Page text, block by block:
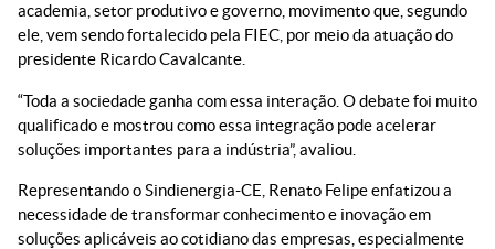
academia, setor produtivo e governo, movimento que, segundo
ele, vem sendo fortalecido pela FIEC, por meio da atuação do
presidente Ricardo Cavalcante.
“Toda a sociedade ganha com essa interação. O debate foi muito
qualificado e mostrou como essa integração pode acelerar
soluções importantes para a indústria”, avaliou.
Representando o Sindienergia-CE, Renato Felipe enfatizou a
necessidade de transformar conhecimento e inovação em
soluções aplicáveis ao cotidiano das empresas, especialmente